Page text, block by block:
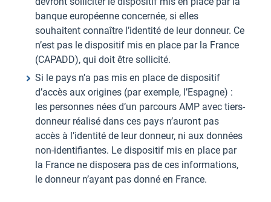
banque européenne concernée, si elles
souhaitent connaître l’identité de leur donneur. Ce
n’est pas le dispositif mis en place par la France
(CAPADD), qui doit être sollicité.
Si le pays n’a pas mis en place de dispositif
d’accès aux origines (par exemple, l’Espagne) :
les personnes nées d’un parcours AMP avec tiers-
donneur réalisé dans ces pays n’auront pas
accès à l’identité de leur donneur, ni aux données
non-identifiantes. Le dispositif mis en place par
la France ne disposera pas de ces informations,
le donneur n’ayant pas donné en France.